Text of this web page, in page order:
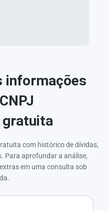
informações
com histórico de dívidas,
Para aprofundar a análise,
em uma consulta sob